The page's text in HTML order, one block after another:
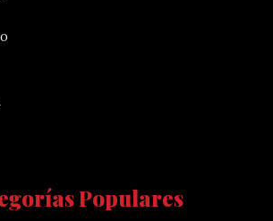
Populares